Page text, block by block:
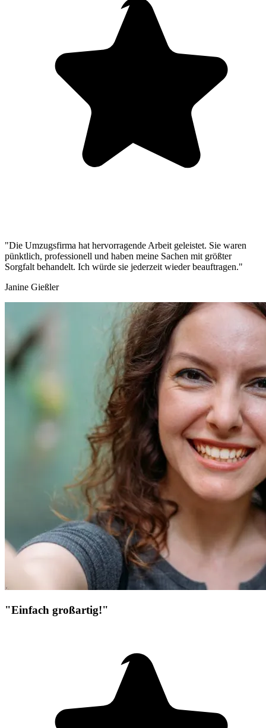
"Die Umzugsfirma hat hervorragende Arbeit geleistet. Sie waren
pünktlich, professionell und haben meine Sachen mit größter
Sorgfalt behandelt. Ich würde sie jederzeit wieder beauftragen."
Janine Gießler
"Einfach großartig!"